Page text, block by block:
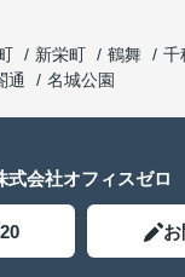
新栄町 鶴舞 千
通 名城公園
式会社オフィスゼロ
お